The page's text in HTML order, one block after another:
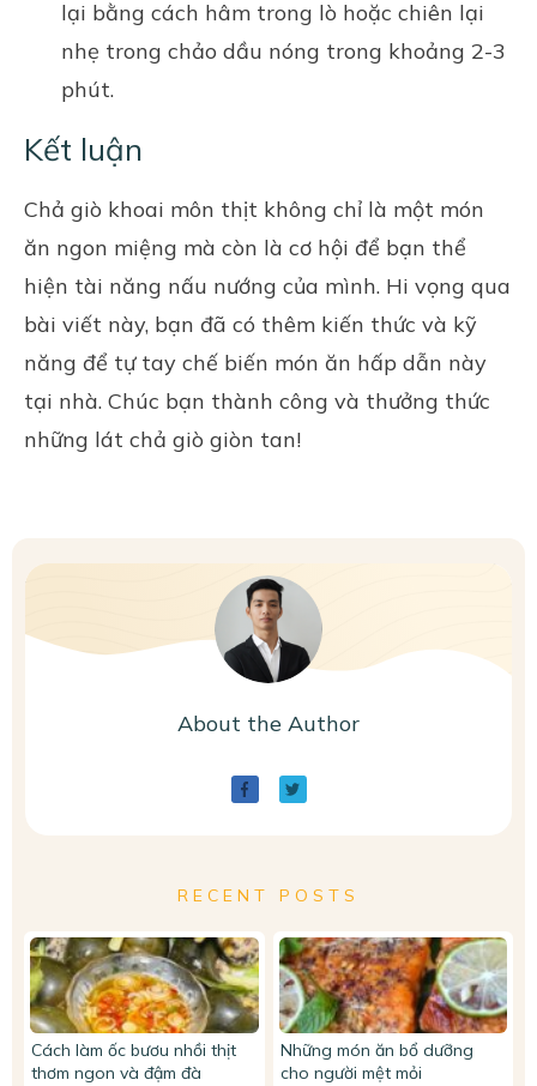
lại bằng cách hâm trong lò hoặc chiên lại
nhẹ trong chảo dầu nóng trong khoảng 2-3
phút.
Kết luận
Chả giò khoai môn thịt không chỉ là một món
ăn ngon miệng mà còn là cơ hội để bạn thể
hiện tài năng nấu nướng của mình. Hi vọng qua
bài viết này, bạn đã có thêm kiến thức và kỹ
năng để tự tay chế biến món ăn hấp dẫn này
tại nhà. Chúc bạn thành công và thưởng thức
những lát chả giò giòn tan!
About the Author
RECENT POSTS
Cách làm ốc bươu nhồi thịt
thơm ngon và đậm đà
Những món ăn bổ dưỡng
cho người mệt mỏi